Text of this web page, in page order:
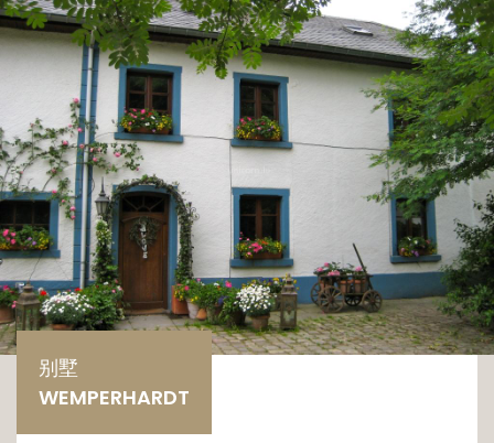
别墅
WEMPERHARDT